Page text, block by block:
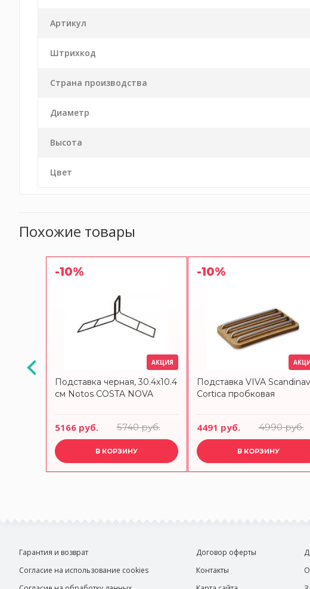
Артикул
Штрихкод
Страна производства
Диаметр
Высота
Цвет
Похожие товары
-10%
АКЦИЯ
Подставка черная, 30.4x10.4
см Notos COSTA NOVA
5166 руб. 5740 руб.
В КОРЗИНУ
-10%
Подставка VIVA
Cortica пробковая
4491 руб. 4990 руб.
В КОРЗИНУ
Гарантия и возврат
Согласие на использование cookies
Договор оферты
Контакты